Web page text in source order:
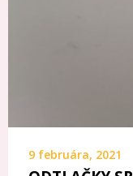
9 februára, 2021